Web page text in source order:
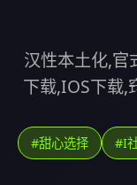
汉性本土化,官
下载,IOS下载
#甜心选择 #I